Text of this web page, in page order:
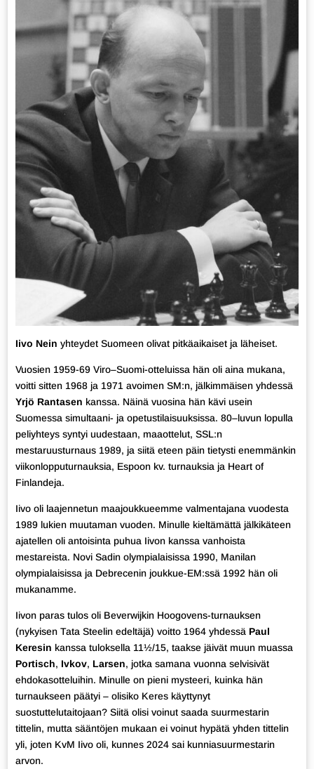
Iivo Nein yhteydet Suomeen olivat pitkäaikaiset ja läheiset.
Vuosien 1959-69 Viro–Suomi-otteluissa hän oli aina mukana,
voitti sitten 1968 ja 1971 avoimen SM:n, jälkimmäisen yhdessä
Yrjö Rantasen kanssa. Näinä vuosina hän kävi usein
Suomessa simultaani- ja opetustilaisuuksissa. 80–luvun lopulla
peliyhteys syntyi uudestaan, maaottelut, SSL:n
mestaruusturnaus 1989, ja siitä eteen päin tietysti enemmänkin
viikonlopputurnauksia, Espoon kv. turnauksia ja Heart of
Finlandeja.
Iivo oli laajennetun maajoukkueemme valmentajana vuodesta
1989 lukien muutaman vuoden. Minulle kieltämättä jälkikäteen
ajatellen oli antoisinta puhua Iivon kanssa vanhoista
mestareista. Novi Sadin olympialaisissa 1990, Manilan
olympialaisissa ja Debrecenin joukkue-EM:ssä 1992 hän oli
mukanamme.
Iivon paras tulos oli Beverwijkin Hoogovens-turnauksen
(nykyisen Tata Steelin edeltäjä) voitto 1964 yhdessä Paul
Keresin kanssa tuloksella 11½/15, taakse jäivät muun muassa
Portisch, Ivkov, Larsen, jotka samana vuonna selvisivät
ehdokasotteluihin. Minulle on pieni mysteeri, kuinka hän
turnaukseen päätyi – olisiko Keres käyttynyt
suostuttelutaitojaan? Siitä olisi voinut saada suurmestarin
tittelin, mutta sääntöjen mukaan ei voinut hypätä yhden tittelin
yli, joten KvM Iivo oli, kunnes 2024 sai kunniasuurmestarin
arvon.